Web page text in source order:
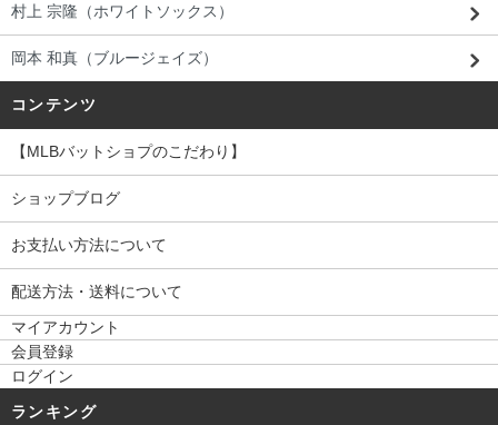
村上 宗隆（ホワイトソックス）
岡本 和真（ブルージェイズ）
コンテンツ
【MLBバットショプのこだわり】
ショップブログ
お支払い方法について
配送方法・送料について
マイアカウント
会員登録
ログイン
ランキング